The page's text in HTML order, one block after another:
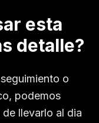
esta
detalle?
o
, podemos
llevarlo al dia